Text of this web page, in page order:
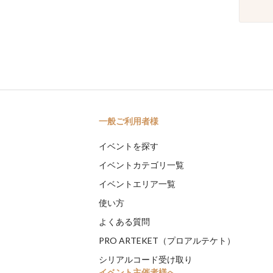
一般ご利用者様
イベントを探す
イベントカテゴリ一覧
イベントエリア一覧
使い方
よくある質問
PRO ARTEKET（プロアルテケト）
シリアルコード受け取り